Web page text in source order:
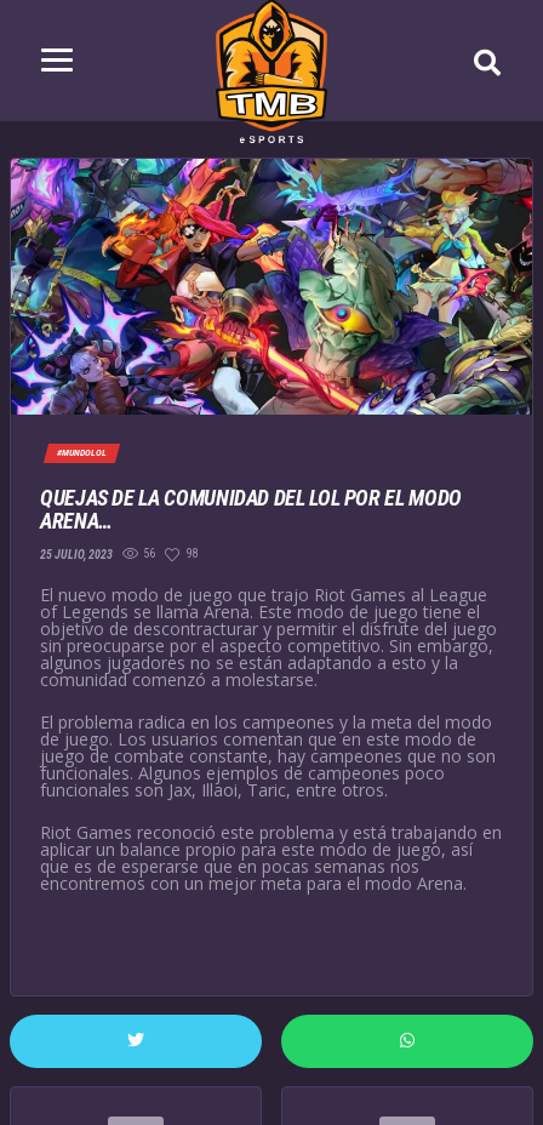
#MUNDOLOL
QUEJAS DE LA COMUNIDAD DEL LOL POR EL MODO
ARENA…
25 JULIO, 2023 56 98
El nuevo modo de juego que trajo Riot Games al League
of Legends se llama Arena. Este modo de juego tiene el
objetivo de descontracturar y permitir el disfrute del juego
sin preocuparse por el aspecto competitivo. Sin embargo,
algunos jugadores no se están adaptando a esto y la
comunidad comenzó a molestarse.
El problema radica en los campeones y la meta del modo
de juego. Los usuarios comentan que en este modo de
juego de combate constante, hay campeones que no son
funcionales. Algunos ejemplos de campeones poco
funcionales son Jax, Illaoi, Taric, entre otros.
Riot Games reconoció este problema y está trabajando en
aplicar un balance propio para este modo de juego, así
que es de esperarse que en pocas semanas nos
encontremos con un mejor meta para el modo Arena.